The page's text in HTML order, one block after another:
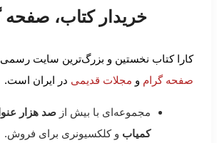
خریدار کتاب، صفحه
کارا کتاب نخستین و بزرگ‌ترین سایت
صفحه گرام و مجلات قدیمی در ایران است.
مجموعه‌ای با بیش از صد هزار
کمیاب و کلکسیونری برای فروش.